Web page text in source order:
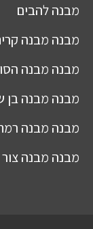
מבנהלהבים
מבנה מבנה
מבנה מבנה
מבנה מבנה בן
מבנה מבנה
מבנה מבנה